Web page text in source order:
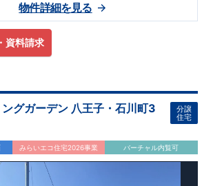
上溝」駅徒歩19分 ◇ロケーション
星が丘小学校
徒歩7分 ・オーケ
原店
徒歩
ち医院 徒歩
施工、営業が互いに協力しあい、最良のプラ
す。 ・不要な中間マージンを抑えることで、
ています。
・東栄住宅
た耐震等級で3を取得。建築基準法で定め
一度発生する地震に対して、倒壊、崩壊しな
ら、さらに
価ダブル取得】
引渡し後最大10回の無料定期点検と、
年
。お引渡しからが本当のお付き合いだと考
スを外部の業者に委託せず、東栄住宅グル
ービス株式会社」にて責任をもって対応い
資料請求
物件詳細を見る
グガーデン 八王子・石川町3
分譲
住宅
みらいエコ住宅2026事業 バーチャル内覧可